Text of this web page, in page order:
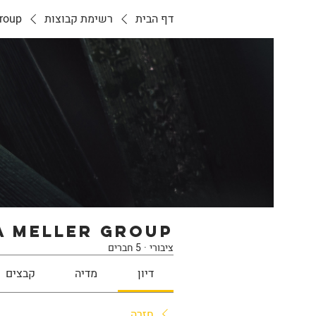
דף הבית רשימת קבוצות
meller Group
ציבורי · 5 חברים
דיון מדיה קבצים